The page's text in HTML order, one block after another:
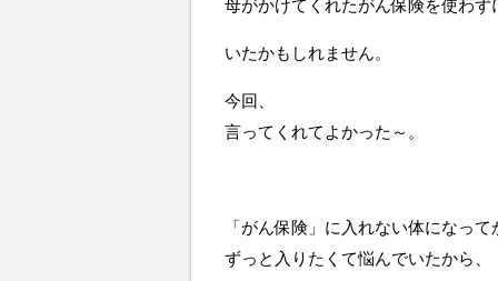
母がかけてくれたがん保険を使わず
いたかもしれません。
今回、
言ってくれてよかった～。
「がん保険」に入れない体になって
ずっと入りたくて悩んでいたから、